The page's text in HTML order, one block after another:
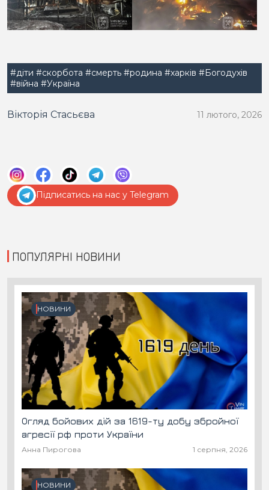
#діти #скорбота #смерть #родина #харків #Богодухів
#війна #Україна
Вікторія Стасьєва 11 лютого, 2026
Підписатись на нас у Telegram
ПОПУЛЯРНІ НОВИНИ
НОВИНИ
Огляд бойових дій за 1619-ту добу збройної
агресії рф проти України
Анна Пирогова 1 серпня, 2026
НОВИНИ